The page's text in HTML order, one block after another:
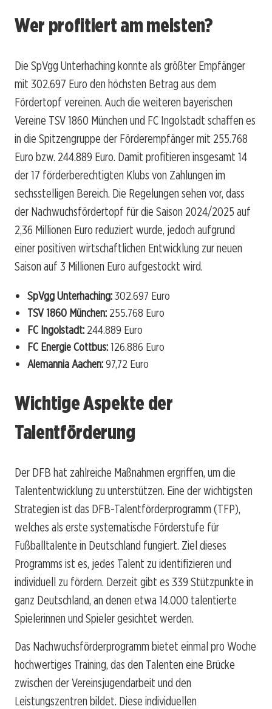
Wer profitiert am meisten?
Die SpVgg Unterhaching konnte als größter Empfänger
mit 302.697 Euro den höchsten Betrag aus dem
Fördertopf vereinen. Auch die weiteren bayerischen
Vereine TSV 1860 München und FC Ingolstadt schaffen es
in die Spitzengruppe der Förderempfänger mit 255.768
Euro bzw. 244.889 Euro. Damit profitieren insgesamt 14
der 17 förderberechtigten Klubs von Zahlungen im
sechsstelligen Bereich. Die Regelungen sehen vor, dass
der Nachwuchsfördertopf für die Saison 2024/2025 auf
2,36 Millionen Euro reduziert wurde, jedoch aufgrund
einer positiven wirtschaftlichen Entwicklung zur neuen
Saison auf 3 Millionen Euro aufgestockt wird.
SpVgg Unterhaching:302.697 Euro
TSV 1860 München: 255.768 Euro
FC Ingolstadt: 244.889 Euro
FC Energie Cottbus:126.886 Euro
Alemannia Aachen:97,72 Euro
Wichtige Aspekte der
Talentförderung
Der DFB hat zahlreiche Maßnahmen ergriffen, um die
Talententwicklung zu unterstützen. Eine der wichtigsten
Strategien ist das DFB-Talentförderprogramm (TFP),
welches als erste systematische Förderstufe für
Fußballtalente in Deutschland fungiert. Ziel dieses
Programms ist es, jedes Talent zu identifizieren und
individuell zu fördern. Derzeit gibt es 339 Stützpunkte in
ganz Deutschland, an denen etwa 14.000 talentierte
Spielerinnen und Spieler gesichtet werden.
Das Nachwuchsförderprogramm bietet einmal pro Woche
hochwertiges Training, das den Talenten eine Brücke
zwischen der Vereinsjugendarbeit und den
Leistungszentren bildet. Diese individuellen